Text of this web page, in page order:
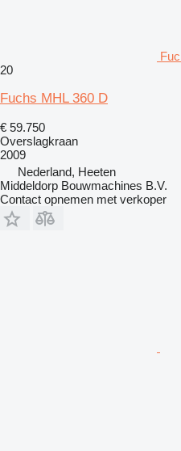
20
Fuchs MHL 360 D
€ 59.750
Overslagkraan
2009
Nederland, Heeten
Middeldorp Bouwmachines B.V.
Contact opnemen met verkoper